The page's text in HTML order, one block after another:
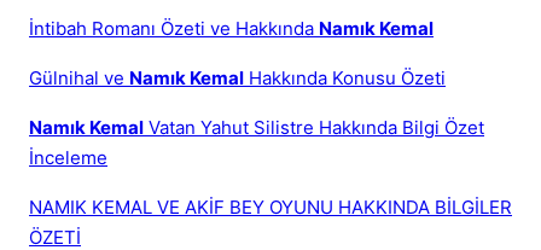
İntibah Romanı Özeti ve Hakkında Namık Kemal
Gülnihal ve Namık Kemal Hakkında Konusu Özeti
Namık Kemal Vatan Yahut Silistre Hakkında Bilgi Özet
İnceleme
NAMIK KEMAL VE AKİF BEY OYUNU HAKKINDA BİLGİLER
ÖZETİ